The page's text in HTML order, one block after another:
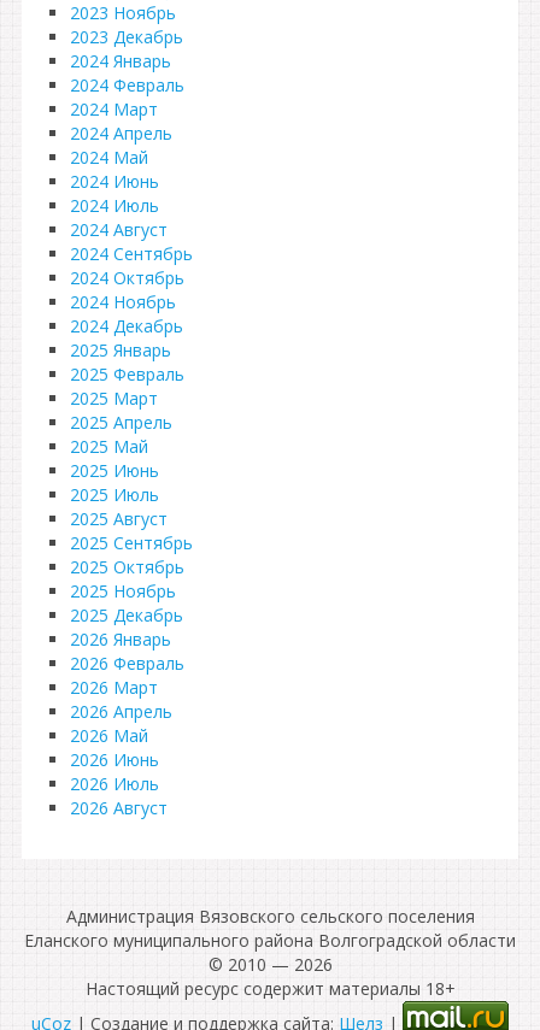
2023 Ноябрь
2023 Декабрь
2024 Январь
2024 Февраль
2024 Март
2024 Апрель
2024 Май
2024 Июнь
2024 Июль
2024 Август
2024 Сентябрь
2024 Октябрь
2024 Ноябрь
2024 Декабрь
2025 Январь
2025 Февраль
2025 Март
2025 Апрель
2025 Май
2025 Июнь
2025 Июль
2025 Август
2025 Сентябрь
2025 Октябрь
2025 Ноябрь
2025 Декабрь
2026 Январь
2026 Февраль
2026 Март
2026 Апрель
2026 Май
2026 Июнь
2026 Июль
2026 Август
Администрация Вязовского сельского поселения
Еланского муниципального района Волгоградской области
© 2010 — 2026
Настоящий ресурс содержит материалы 18+
uCoz | Создание и поддержка сайта: Шелз |